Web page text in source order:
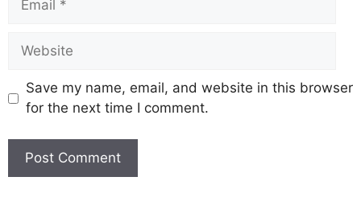
Save my name, email, and website in this browser
for the next time I comment.